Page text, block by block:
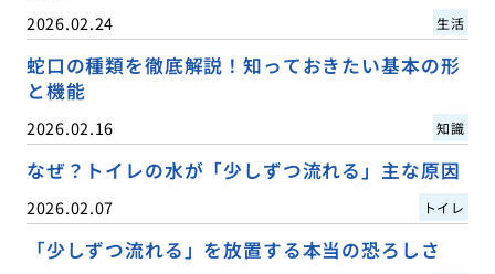
2026.02.24 生活
蛇口の種類を徹底解説！知っておきたい基本の形
と機能
2026.02.16 知識
なぜ？トイレの水が「少しずつ流れる」主な原因
2026.02.07 トイレ
「少しずつ流れる」を放置する本当の恐ろしさ